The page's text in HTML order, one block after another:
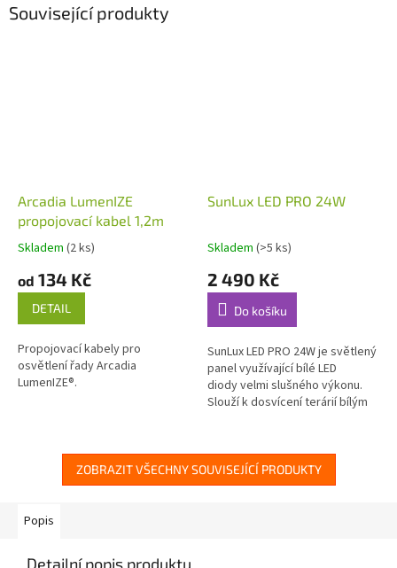
Související produkty
Arcadia LumenIZE
propojovací kabel 1,2m
Skladem (2 ks)
od 134 Kč
DETAIL
Propojovací kabely pro
osvětlení řady Arcadia
LumenIZE®.
SunLux LED PRO 24W
Skladem (>5 ks)
2 490 Kč
Do košíku
SunLux LED PRO 24W je světlený
panel využívající bílé LED
diody velmi slušného výkonu.
Slouží k dosvícení terárií bílým
ZOBRAZIT VŠECHNY SOUVISEJÍCÍ PRODUKTY
Popis
Detailní popis produktu